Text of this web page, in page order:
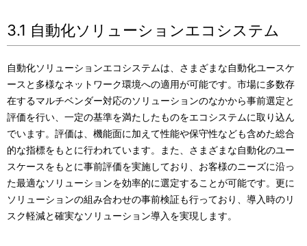
3.1 自動化ソリューションエコシステム
自動化ソリューションエコシステムは、さまざまな自動化ユースケ
ースと多様なネットワーク環境への適用が可能です。市場に多数存
在するマルチベンダー対応のソリューションのなかから事前選定と
評価を行い、一定の基準を満たしたものをエコシステムに取り込ん
でいます。評価は、機能面に加えて性能や保守性なども含めた総合
的な指標をもとに行われています。また、さまざまな自動化のユー
スケースをもとに事前評価を実施しており、お客様のニーズに沿っ
た最適なソリューションを効率的に選定することが可能です。更に
ソリューションの組み合わせの事前検証も行っており、導入時のリ
スク軽減と確実なソリューション導入を実現します。